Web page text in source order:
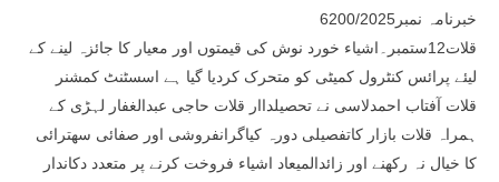
خبرنامہ نمبر6200/2025
قلات12ستمبر۔اشیاء خورد نوش کی قیمتوں اور معیار کا جائزہ لینے کے
لیئے پرائس کنٹرول کمیٹی کو متحرک کردیا گیا ہے اسسٹنٹ کمشنر
قلات آفتاب احمدلاسی نے تحصیلداار قلات حاجی عبدالغفار لہڑی کے
ہمراہ قلات بازار کاتفصیلی دورہ کیاگرانفروشی اور صفائی سھترائی
کا خیال نہ رکھنے اور زائدالمیعاد اشیاء فروخت کرنے پر متعدد دکاندار